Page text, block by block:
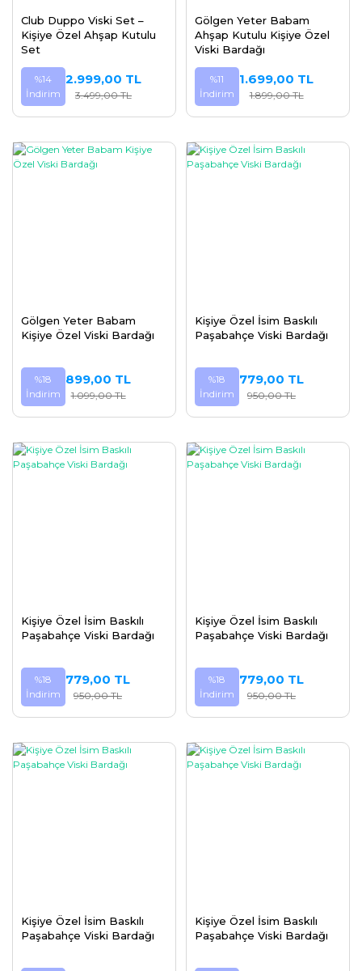
Club Duppo Viski Set –
Kişiye Özel Ahşap Kutulu
Set
%14
İndirim
2.999,00 TL
3.499,00 TL
Gölgen Yeter Babam
Ahşap Kutulu Kişiye Özel
Viski Bardağı
%11
İndirim
1.699,00 TL
1.899,00 TL
Gölgen Yeter Babam
Kişiye Özel Viski Bardağı
%18
İndirim
899,00 TL
1.099,00 TL
Kişiye Özel İsim Baskılı
Paşabahçe Viski Bardağı
%18
İndirim
779,00 TL
950,00 TL
Kişiye Özel İsim Baskılı
Paşabahçe Viski Bardağı
%18
İndirim
779,00 TL
950,00 TL
Kişiye Özel İsim Baskılı
Paşabahçe Viski Bardağı
%18
İndirim
779,00 TL
950,00 TL
Kişiye Özel İsim Baskılı
Paşabahçe Viski Bardağı
Kişiye Özel İsim Baskılı
Paşabahçe Viski Bardağı